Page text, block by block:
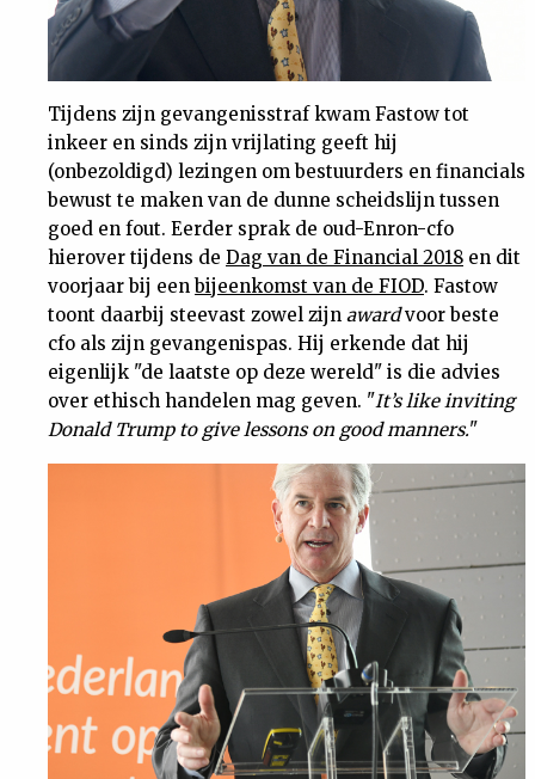
Tijdens zijn gevangenisstraf kwam Fastow tot
inkeer en sinds zijn vrijlating geeft hij
(onbezoldigd) lezingen om bestuurders en financials
bewust te maken van de dunne scheidslijn tussen
goed en fout. Eerder sprak de oud-Enron-cfo
hierover tijdens de Dag van de Financial 2018 en dit
voorjaar bij eenbijeenkomst van de FIOD. Fastow
toont daarbij steevast zowel zijn awardvoor beste
cfo als zijn gevangenispas. Hij erkende dat hij
eigenlijk "de laatste op deze wereld" is die advies
over ethisch handelen mag geven. "It’s like inviting
Donald Trump to give lessons on good manners."